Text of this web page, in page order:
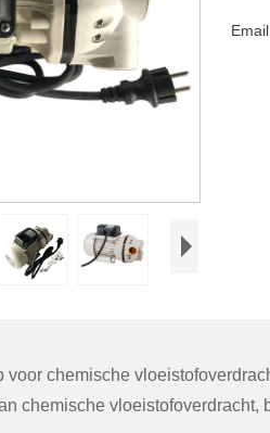
voor chemische
chemische